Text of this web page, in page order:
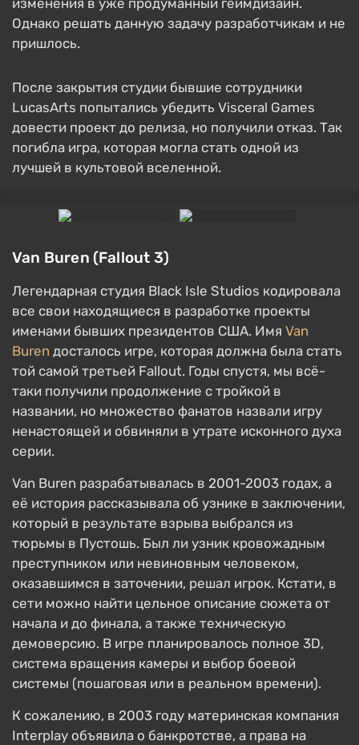
изменения в уже продуманный геймдизайн.
Однако решать данную задачу разработчикам и не
пришлось.
После закрытия студии бывшие сотрудники
LucasArts попытались убедить Visceral Games
довести проект до релиза, но получили отказ. Так
погибла игра, которая могла стать одной из
лучшей в культовой вселенной.
Van Buren (Fallout 3)
Легендарная студия Black Isle Studios кодировала
все свои находящиеся в разработке проекты
именами бывших президентов США. Имя Van
Buren досталось игре, которая должна была стать
той самой третьей Fallout. Годы спустя, мы всё-
таки получили продолжение с тройкой в
названии, но множество фанатов назвали игру
ненастоящей и обвиняли в утрате исконного духа
серии.
Van Buren разрабатывалась в 2001-2003 годах, а
её история рассказывала об узнике в заключении,
который в результате взрыва выбрался из
тюрьмы в Пустошь. Был ли узник кровожадным
преступником или невиновным человеком,
оказавшимся в заточении, решал игрок. Кстати, в
сети можно найти цельное описание сюжета от
начала и до финала, а также техническую
демоверсию. В игре планировалось полное 3D,
система вращения камеры и выбор боевой
системы (пошаговая или в реальном времени).
К сожалению, в 2003 году материнская компания
Interplay объявила о банкротстве, а права на